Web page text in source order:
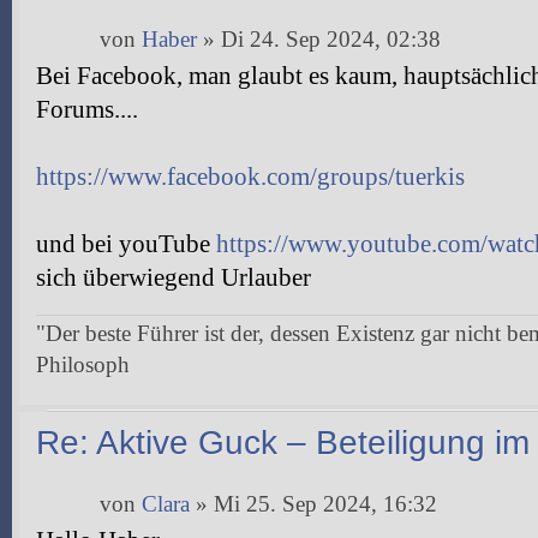
von Haber» Di 24. Sep 2024, 02:38
Bei Facebook, man glaubt es kaum,
Forums....
https://www.facebook.com/groups/tuerkis
und bei youTube https://www.youtube.com/
sich überwiegend Urlauber
"Der beste Führer ist der, dessen Existenz gar nicht
Philosoph
Re: Aktive Guck – Beteiligung
von Clara » Mi 25. Sep 2024, 16:32